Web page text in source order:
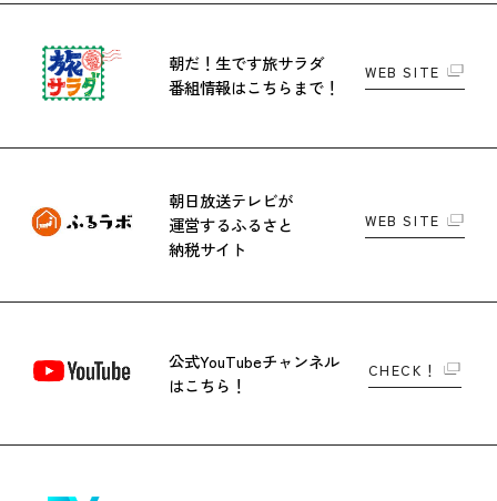
朝だ！生です旅サラダ
番組情報はこちらまで！
WEB SITE
朝日放送テレビが
運営するふるさと
納税サイト
WEB SITE
公式YouTubeチャンネル
はこちら！
CHECK！